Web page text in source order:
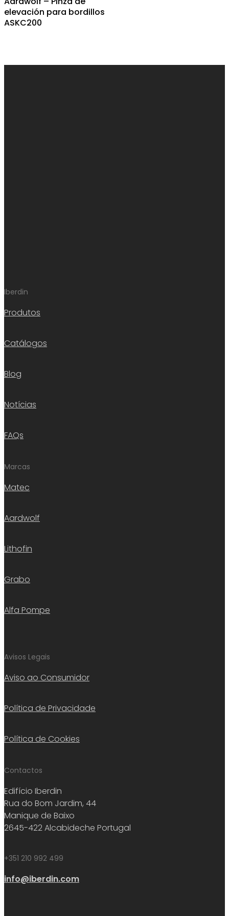
elevación para bordillos
ASKC200
Iberdin
Produtos
Catálogos
Blog
Notícias
FAQs
Marcas
Matec
Aardwolf
Lithofin
Grabo
Alfa Pompe
Avisos Legais
Aviso ao Consumidor
Política de Privacidade
Política de Cookies
Contactos
Edifício Iberdin
Rua do Bom Jardim, 44
Manique de Baixo
2645-422 Alcabideche Portugal
+351 210 992 499
info@iberdin.com